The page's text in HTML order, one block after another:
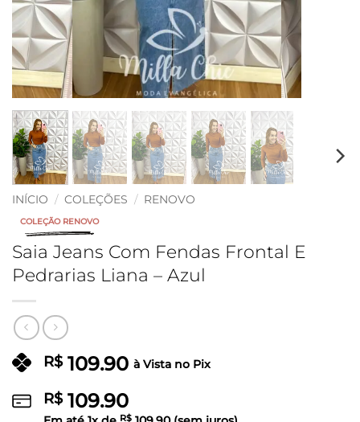
INÍCIO / COLEÇÕES / RENOVO
COLEÇÃO RENOVO
Saia Jeans Com Fendas Frontal E
Pedrarias Liana – Azul
R$109.90 à Vista no Pix
R$109.90
R$